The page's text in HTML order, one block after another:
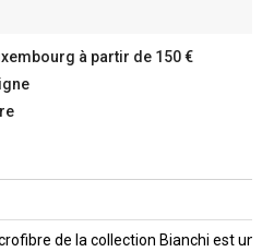
à partir de 150 €
de la collection Bianchi est un